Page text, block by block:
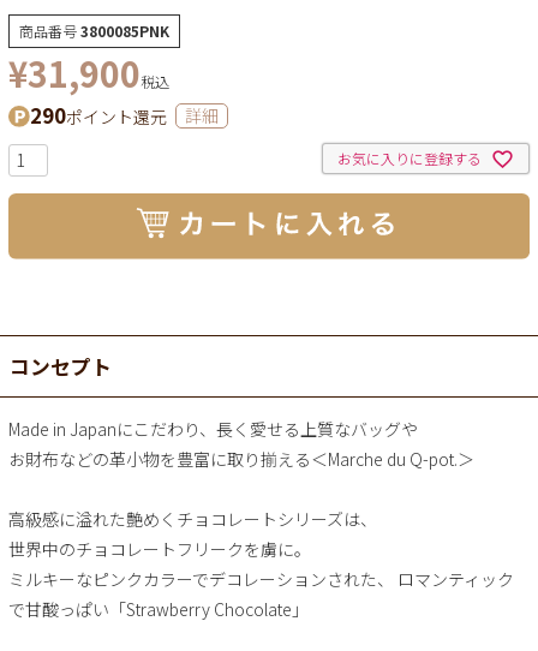
商品番号3800085PNK
¥31,900税込
290ポイント還元 詳細
お気に入りに登録する
コンセプト
Made in Japanにこだわり、長く愛せる上質なバッグや
お財布などの革小物を豊富に取り揃える＜Marche du Q-pot.＞
高級感に溢れた艶めくチョコレートシリーズは、
世界中のチョコレートフリークを虜に。
ミルキーなピンクカラーでデコレーションされた、 ロマンティック
で甘酸っぱい「Strawberry Chocolate」